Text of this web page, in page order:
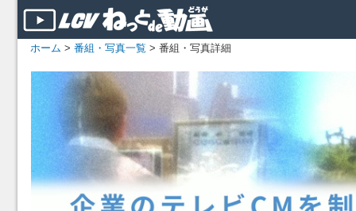
ホーム > 番組・写真一覧 > 番組・写真詳細